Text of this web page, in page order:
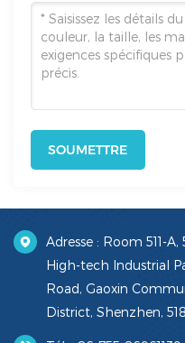
SOUMETTRE
Adresse : Room 511-
High-tech Industrial
Road, Gaoxin
District, Shenzhen,